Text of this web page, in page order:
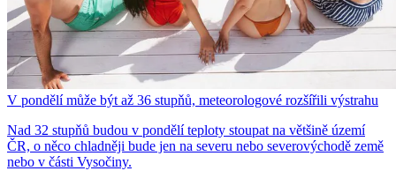
V pondělí může být až 36 stupňů, meteorologové rozšířili výstrahu
Nad 32 stupňů budou v pondělí teploty stoupat na většině území
ČR, o něco chladněji bude jen na severu nebo severovýchodě země
nebo v části Vysočiny.